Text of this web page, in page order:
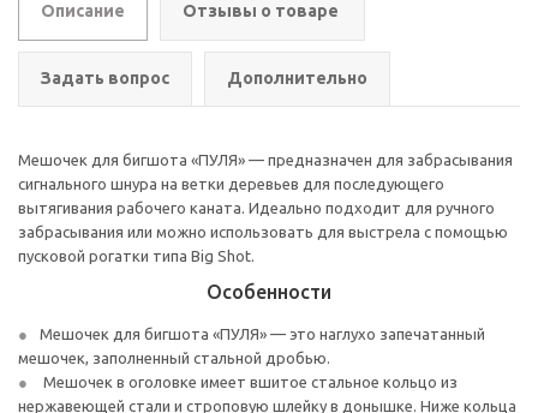
Описание Отзывы о товаре
Задать вопрос Дополнительно
Мешочек для бигшота «ПУЛЯ» — предназначен для забрасывания
сигнального шнура на ветки деревьев для последующего
вытягивания рабочего каната. Идеально подходит для ручного
забрасывания или можно использовать для выстрела с помощью
пусковой рогатки типа Big Shot.
Особенности
Мешочек для бигшота «ПУЛЯ» — это наглухо запечатанный
мешочек, заполненный стальной дробью.
Мешочек в оголовке имеет вшитое стальное кольцо из
нержавеющей стали и строповую шлейку в донышке. Ниже кольца